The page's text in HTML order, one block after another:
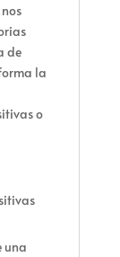
de
la
o
una